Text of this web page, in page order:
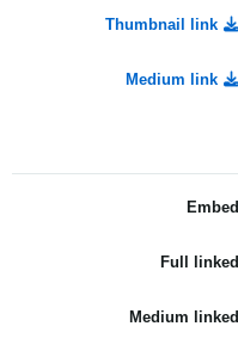
Thumbnail link
Medium link
Embed
Full linked
Medium linked